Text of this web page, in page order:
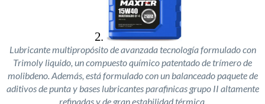
Lubricante multipropósito de avanzada tecnología formulado con
Trimoly liquido, un compuesto químico patentado de trímero de
molibdeno. Además, está formulado con un balanceado paquete de
aditivos de punta y bases lubricantes parafinicas grupo II altamente
refinadas y de gran estabilidad térmica.